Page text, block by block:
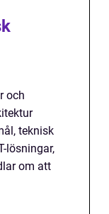
och
teknisk
lösningar,
om att